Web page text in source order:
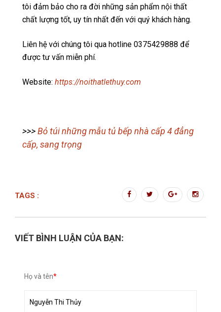
tôi đảm bảo cho ra đời những sản phẩm nội thất
chất lượng tốt, uy tín nhất đến với quý khách hàng.
Liên hệ với chúng tôi qua hotline 0375429888 để
được tư vấn miễn phí.
Website: https://noithatlethuy.com
>>>Bỏ túi những mẫu tủ bếp nhà cấp 4 đẳng
cấp, sang trọng
TAGS :
VIẾT BÌNH LUẬN CỦA BẠN:
Họ và tên*